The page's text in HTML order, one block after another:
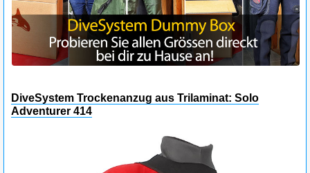
DiveSystem Trockenanzug aus Trilaminat: Solo
Adventurer 414